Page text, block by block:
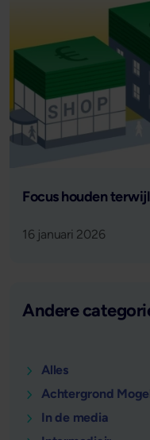
Lees verder
Focus houden
16 januari 2026
Andere
Alles
Achtergrond
In de media